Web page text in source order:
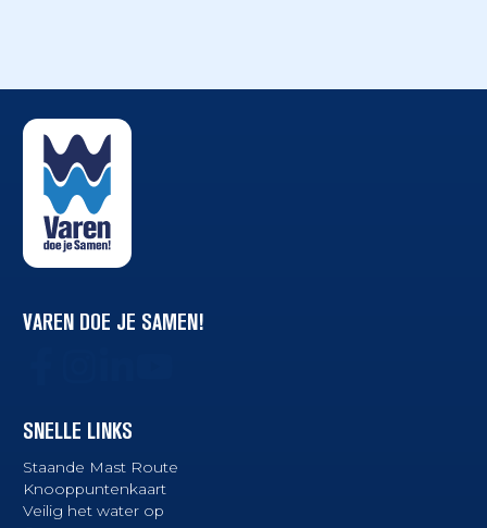
VAREN DOE JE SAMEN!
SNELLE LINKS
Staande Mast Route
Knooppuntenkaart
Veilig het water op